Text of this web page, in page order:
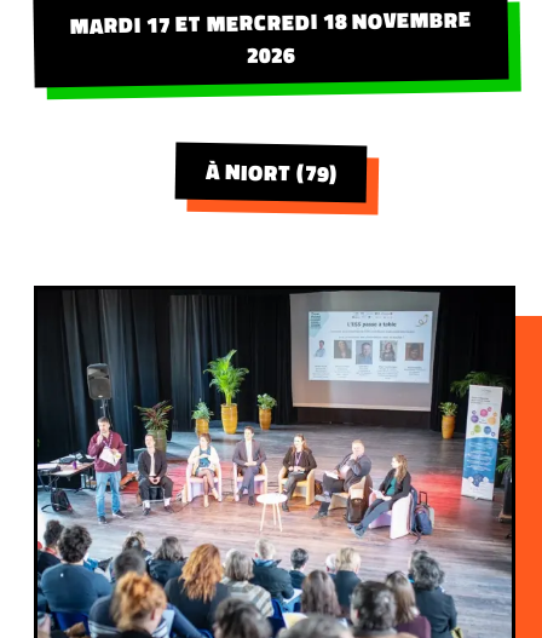
MARDI 17 ET MERCREDI 18 NOVEMBRE
2026
À NIORT (79)